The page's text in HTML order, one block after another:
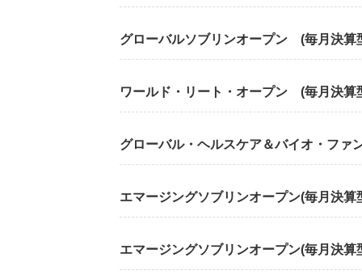
グローバルソブリンオープン (毎月決算
ワールド・リート・オープン (毎月決算
グローバル・ヘルスケア＆バイオ・ファ
エマージングソブリンオープン(毎月決算
エマージングソブリンオープン(毎月決算